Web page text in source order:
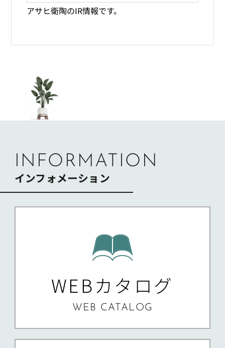
アサヒ衛陶のIR情報です。
INFORMATION
インフォメーション
WEBカタログ
WEB CATALOG